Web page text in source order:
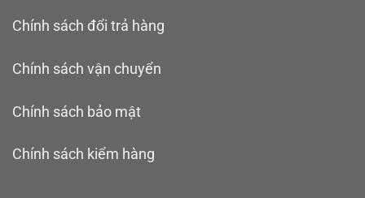
Chính sách đổi trả hàng
Chính sách vận chuyển
Chính sách bảo mật
Chính sách kiểm hàng